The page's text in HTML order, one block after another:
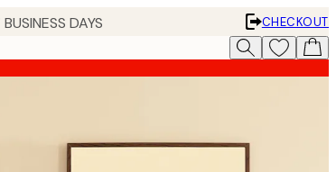
DAYS
CHECKOUT